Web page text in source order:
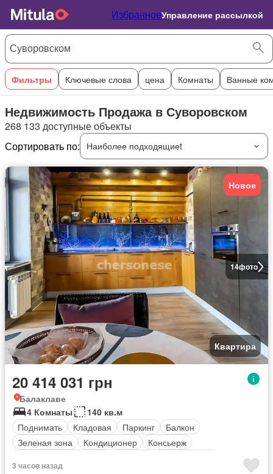
ИзбранноеУправление рассылкой
Фильтры Ключевые слова цена Комнаты Ванные
Недвижимость Продажа в Суворовском
268 133 доступные объекты
Сортировать по:
Наиболее подходящиеt
14фото
Новое
Квартира
20 414 031 грн
Балаклаве
4 Комнаты
140 кв.м
Поднимать
Кладовая Паркинг
Балкон
Зеленая зона
Кондиционер
Консьерж
3 часов назад